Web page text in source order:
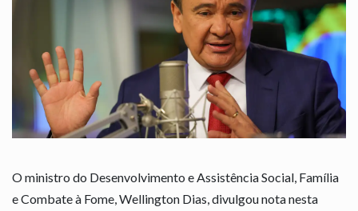
O ministro do Desenvolvimento e Assistência Social, Família
e Combate à Fome, Wellington Dias, divulgou nota nesta